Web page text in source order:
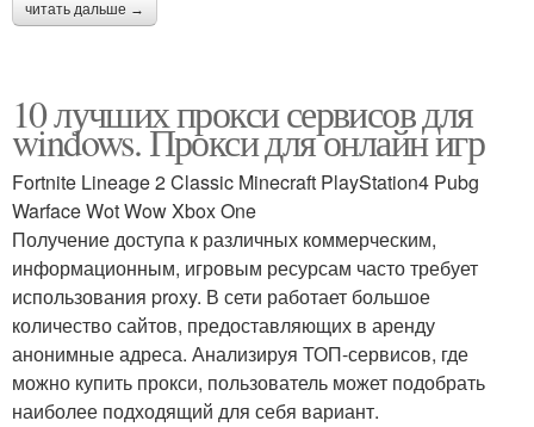
читать дальше →
10 лучших прокси сервисов для
windows. Прокси для онлайн игр
Fortnite Lineage 2 Classic Minecraft PlayStation4 Pubg
Warface Wot Wow Xbox One
Получение доступа к различных коммерческим,
информационным, игровым ресурсам часто требует
использования proxy. В сети работает большое
количество сайтов, предоставляющих в аренду
анонимные адреса. Анализируя ТОП-сервисов, где
можно купить прокси, пользователь может подобрать
наиболее подходящий для себя вариант.